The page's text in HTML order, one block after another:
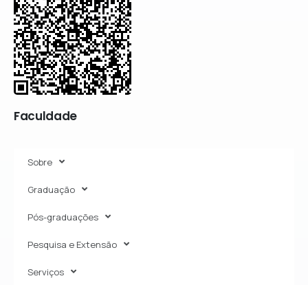
Faculdade
Sobre
Graduação
Pós-graduações
Pesquisa e Extensão
Serviços